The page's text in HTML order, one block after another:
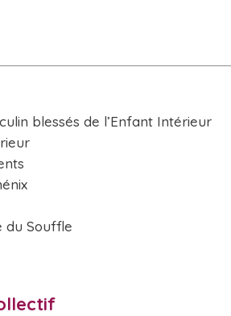
blessés de l’Enfant Intérieur
du Souffle